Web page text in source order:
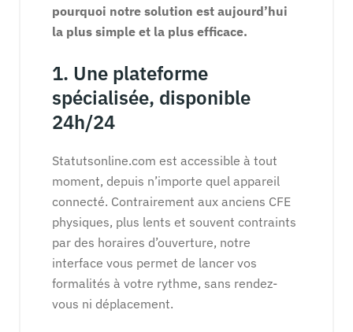
pourquoi notre solution est aujourd’hui
la plus simple et la plus efficace.
1. Une plateforme
spécialisée, disponible
24h/24
Statutsonline.com est accessible à tout
moment, depuis n’importe quel appareil
connecté. Contrairement aux anciens CFE
physiques, plus lents et souvent contraints
par des horaires d’ouverture, notre
interface vous permet de lancer vos
formalités à votre rythme, sans rendez-
vous ni déplacement.